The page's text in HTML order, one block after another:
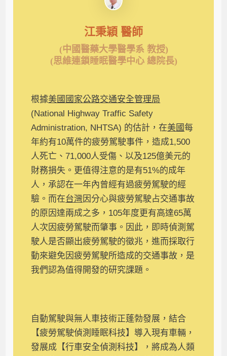
江秉穎 醫師
(中國醫藥大學醫學系 教授)
(思維連鎖睡眠醫學中心 總院長)
根據美國國家公路交通安全管理局
(National Highway Traffic Safety
Administration, NHTSA) 的估計，在美國每
年約有10萬件的疲勞駕駛事件，造成1,500
人死亡、71,000人受傷、以及125億美元的
財務損失。更值得注意的是有51%的成年
人，承認在一年內曾經有過疲勞駕駛的經
驗。而在台灣 因分心與疲勞駕駛占交通事故
的原因達兩成之多，105年度更有高達65萬
人次因疲勞駕駛而肇事。因此，即時偵測駕
駛人是否顯出疲勞駕駛的徵兆，進而採取行
動來避免因疲勞駕駛所造成的交通事故，是
我們認為值得開發的研究課題。
自動駕駛與無人車技術正蓬勃發展，結合
【疲勞駕駛偵測睡眠科技】導入現有車輛，
發展成【行車安全偵測科技】，將成為人類